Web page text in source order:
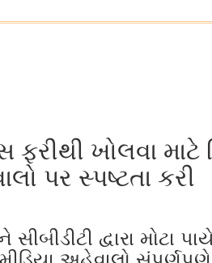
ખોલવા
પર સ્પષ્ટતા કરી
દ્વારા મોટા